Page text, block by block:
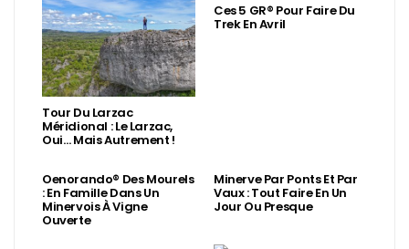
Tour Du Larzac
Méridional : Le Larzac,
Oui… Mais Autrement !
Ces 5 GR® Pour Faire Du
Trek En Avril
Oenorando® Des Mourels
: En Famille Dans Un
Minervois À Vigne
Ouverte
Minerve Par Ponts Et Par
Vaux : Tout Faire En Un
Jour Ou Presque